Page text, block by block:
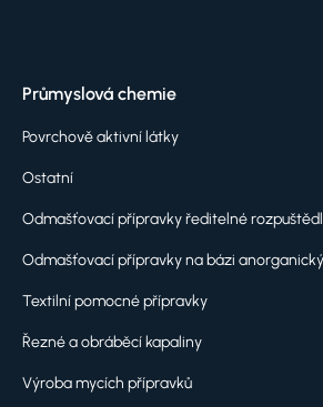
Průmyslová chemie
Povrchově aktivní látky
Ostatní
Odmašťovací přípravky ředitelné
Odmašťovací přípravky na bázi
Textilní pomocné přípravky
Řezné a obráběcí kapaliny
Výroba mycích přípravků